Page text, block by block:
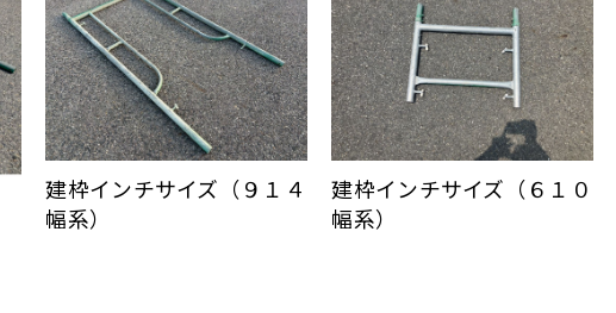
建枠インチサイズ（９１４
幅系）
建枠インチサイズ（６１０
幅系）